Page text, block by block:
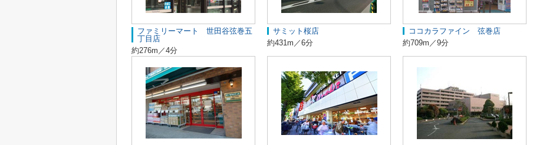
ファミリーマート 世田谷弦巻五
丁目店
約276m／4分
サミット桜店
約431m／6分
ココカラファイン 弦巻店
約709m／9分